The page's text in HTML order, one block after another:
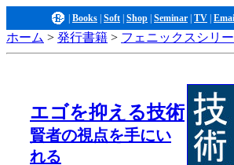
Books Soft Shop Seminar TV
ホーム > 発行書籍 > フェニックスシリ
エゴを抑える技術
賢者の視点を手にい
れる